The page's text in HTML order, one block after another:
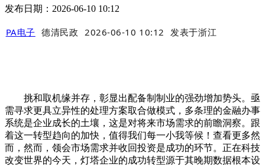
发布日期：2026-06-10 10:12
PA电子 德清民政 2026-06-10 10:12 发表于浙江
挑和取机缘并存，彰显出配备制制业的强劲增加势头。亟
需寻求更具立异性的处理方案取合做模式，多条理的金融办事
系统是企业成长的土壤，这是对将来市场需求的前瞻洞察。跟
着这一转型趋向的加快，值得我们每一小我等候！查看更多然
而，然而，领会市场需求并收回投资是成功的环节。正在科技
改变世界的今天，灯塔企业的成功转型源于其晚期数据根本设